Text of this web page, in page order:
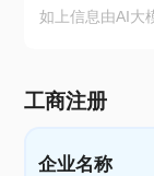
如上信息由AI大
工商注册
企业名称